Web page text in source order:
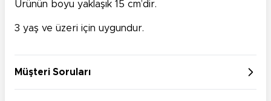
Ürünün boyu yaklaşık 15 cm’dir.
3 yaş ve üzeri için uygundur.
Müşteri Soruları